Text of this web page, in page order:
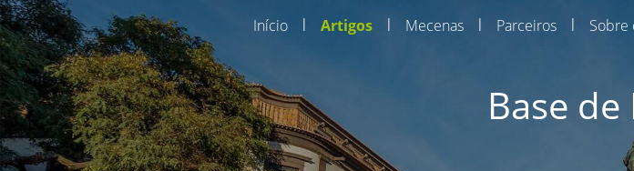
Início | Artigos | Mecenas | Parceiros | Sobre
Base